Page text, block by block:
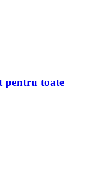
pentru toate